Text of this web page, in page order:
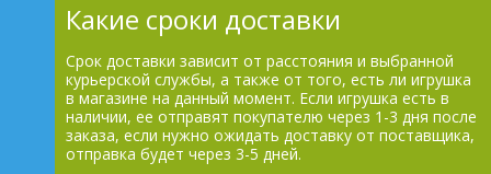
Какие сроки доставки
Срок доставки зависит от расстояния и выбранной
курьерской службы, а также от того, есть ли игрушка
в магазине на данный момент. Если игрушка есть в
наличии, ее отправят покупателю через 1-3 дня после
заказа, если нужно ожидать доставку от поставщика,
отправка будет через 3-5 дней.